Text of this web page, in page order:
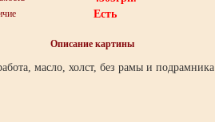
Есть
Описание картины
масло, холст, без рамы и